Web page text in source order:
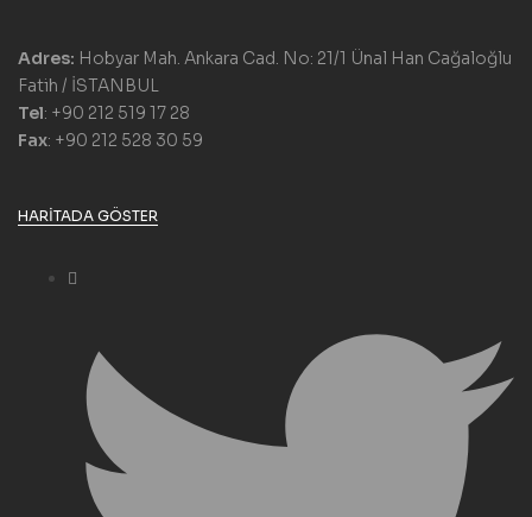
Adres: Hobyar Mah. Ankara Cad. No: 21/1 Ünal Han Cağaloğlu
Fatih / İSTANBUL
Tel: +90 212 519 17 28
Fax: +90 212 528 30 59
HARITADA GÖSTER